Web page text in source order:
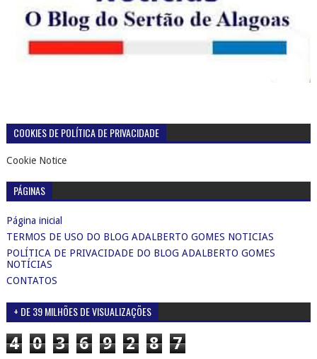
COOKIES DE POLÍTICA DE PRIVACIDADE
Cookie Notice
PÁGINAS
Página inicial
TERMOS DE USO DO BLOG ADALBERTO GOMES NOTICIAS
POLÍTICA DE PRIVACIDADE DO BLOG ADALBERTO GOMES
NOTÍCIAS
CONTATOS
+ DE 39 MILHÕES DE VISUALIZAÇÕES
4 0 3 6 9 2 8 7